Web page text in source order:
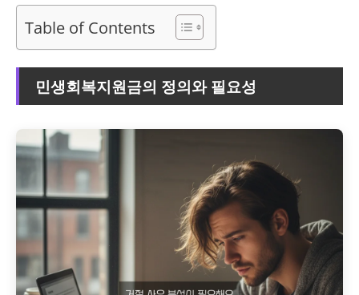
Table of Contents
민생회복지원금의 정의와 필요성